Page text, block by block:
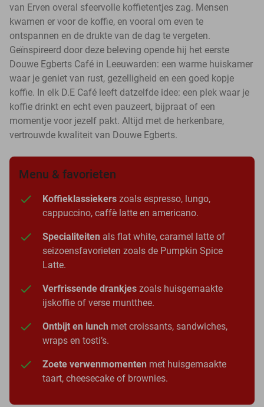
van Erven overal sfeervolle koffietentjes zag. Mensen
kwamen er voor de koffie, en vooral om even te
ontspannen en de drukte van de dag te vergeten.
Geïnspireerd door deze beleving opende hij het eerste
Douwe Egberts Café in Leeuwarden: een warme huiskamer
waar je geniet van rust, gezelligheid en een goed kopje
koffie. In elk D.E Café leeft datzelfde idee: een plek waar je
koffie drinkt en echt even pauzeert, bijpraat of een
momentje voor jezelf pakt. Altijd met de herkenbare,
vertrouwde kwaliteit van Douwe Egberts.
Menu & favorieten
Koffieklassiekers zoals espresso, lungo,
cappuccino, caffè latte en americano.
Specialiteiten als flat white, caramel latte of
seizoensfavorieten zoals de Pumpkin Spice
Latte.
Verfrissende drankjes zoals huisgemaakte
ijskoffie of verse muntthee.
Ontbijt en lunch met croissants, sandwiches,
wraps en tosti’s.
Zoete verwenmomenten met huisgemaakte
taart, cheesecake of brownies.